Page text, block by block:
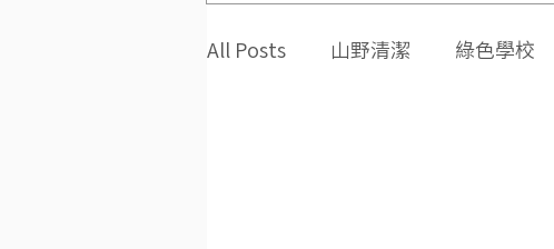
All Posts 山野清潔 綠色學校